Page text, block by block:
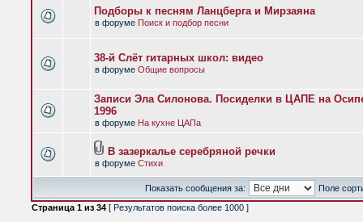
Подборы к песням Ланцберга и Мирзаяна
в форуме Поиск и подбор песни
38-й Слёт гитарных школ: видео
в форуме Общие вопросы
Записи Эла Силонова. Посиделки в ЦАПЕ на
1996
в форуме На кухне ЦАПа
В зазеркалье серебряной речки
в форуме Стихи
Показать сообщения за:
Поле
Страница 1 из 34 [ Результатов поиска более 1000 ]